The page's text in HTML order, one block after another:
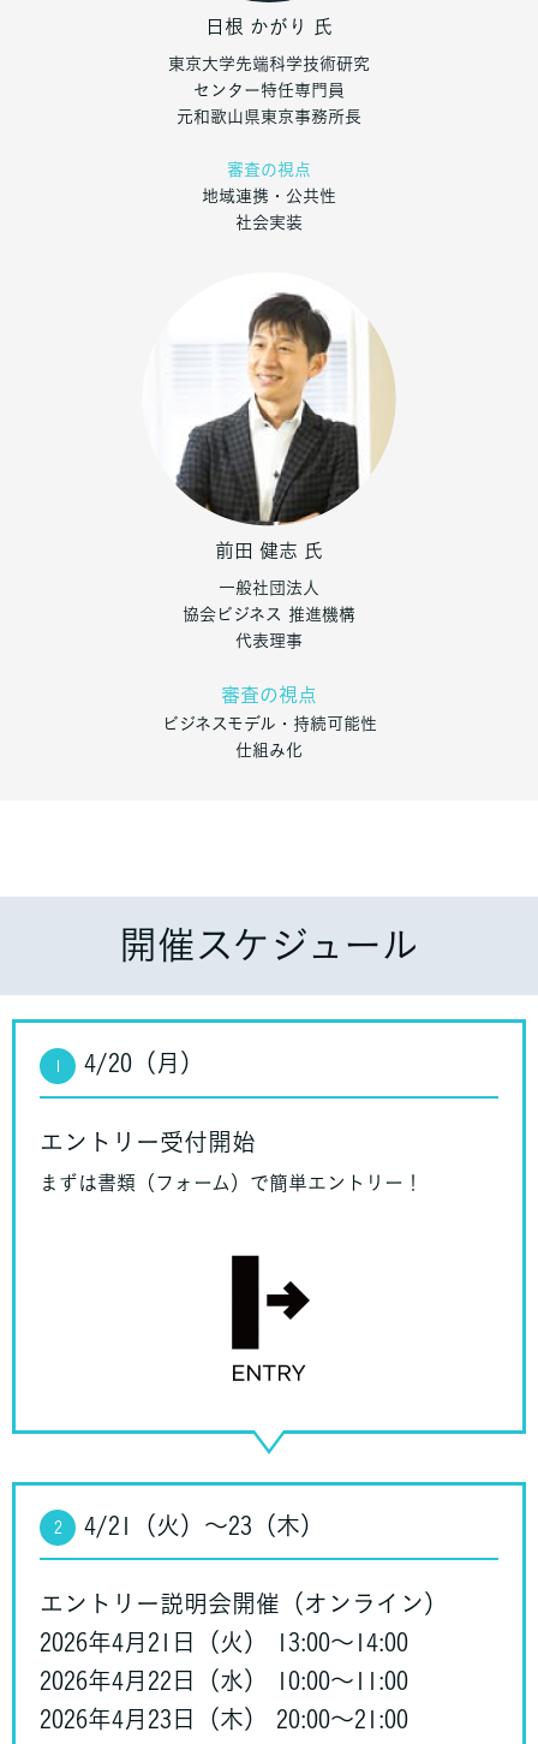
日根 かがり 氏
東京大学先端科学技術研究
センター特任専門員
元和歌山県東京事務所長
審査の視点
地域連携・公共性
社会実装
前田 健志 氏
一般社団法人
協会ビジネス 推進機構
代表理事
審査の視点
ビジネスモデル・持続可能性
仕組み化
開催スケジュール
1 4/20（月）
エントリー受付開始
まずは書類（フォーム）で簡単エントリー！
2 4/21（火）〜23（木）
エントリー説明会開催（オンライン）
2026年4月21日（火） 13:00〜14:00
2026年4月22日（水） 10:00〜11:00
2026年4月23日（木） 20:00〜21:00